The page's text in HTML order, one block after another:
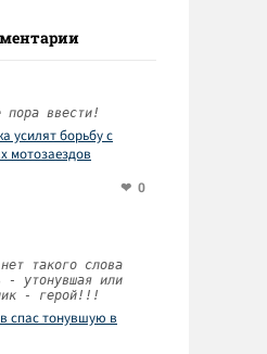
пора ввести!
усилят борьбу с
мотозаездов
0
такого слова
- утонувшая или
- герой!!!
спас тонувшую в